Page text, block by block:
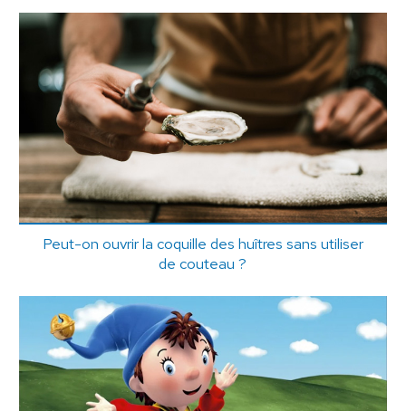
Peut-on ouvrir la coquille des huîtres sans utiliser
de couteau ?